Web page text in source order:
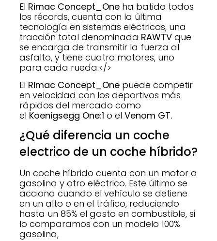
El Rimac Concept_One ha batido todos
los récords, cuenta con la última
tecnología en sistemas eléctricos, una
tracción total denominada RAWTV que
se encarga de transmitir la fuerza al
asfalto, y tiene cuatro motores, uno
para cada rueda.</>
El Rimac Concept_One puede competir
en velocidad con los deportivos más
rápidos del mercado como
el Koenigsegg One:1 o el Venom GT.
¿Qué diferencia un coche
electrico de un coche híbrido?
Un coche híbrido cuenta con un motor a
gasolina y otro eléctrico. Este último se
acciona cuando el vehículo se detiene
en un alto o en el tráfico, reduciendo
hasta un 85% el gasto en combustible, si
lo comparamos con un modelo 100%
gasolina,